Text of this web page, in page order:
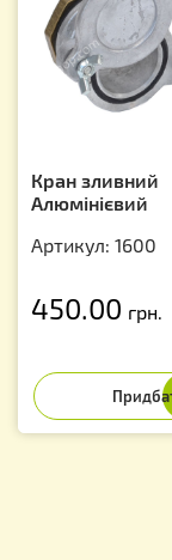
Кран зливний
Алюмінієвий
Артикул: 1600
450.00 грн.